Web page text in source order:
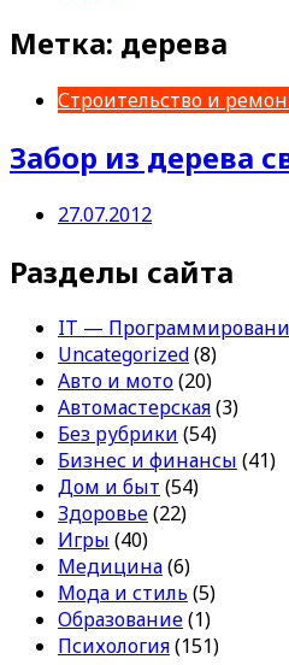
Метка: дерева
Строительство и
Забор из дерева
27.07.2012
Разделы сайта
IT —
Uncategorized(8)
Авто и мото(20)
Автомастерская(3)
Без рубрики (54)
Бизнес и финансы (41)
Дом и быт (54)
Здоровье(22)
Игры (40)
Медицина(6)
Мода и стиль (5)
Образование(1)
Психология(151)